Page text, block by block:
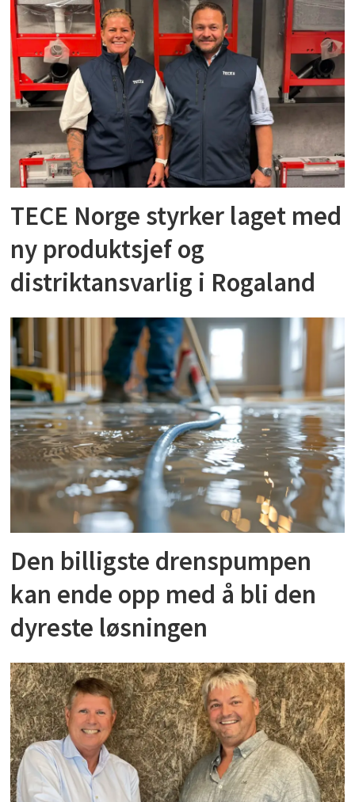
TECE Norge styrker laget med
ny produktsjef og
distriktansvarlig i Rogaland
Den billigste drenspumpen
kan ende opp med å bli den
dyreste løsningen